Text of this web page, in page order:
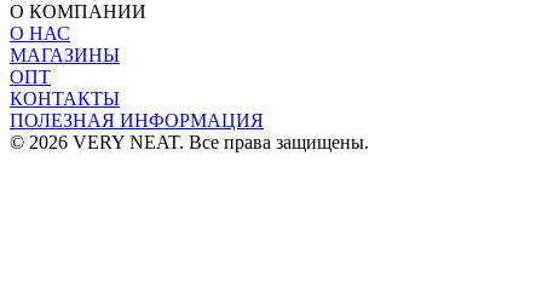
О КОМПАНИИ
О НАС
МАГАЗИНЫ
ОПТ
КОНТАКТЫ
ПОЛЕЗНАЯ ИНФОРМАЦИЯ
© 2026 VERY NEAT. Все права защищены.